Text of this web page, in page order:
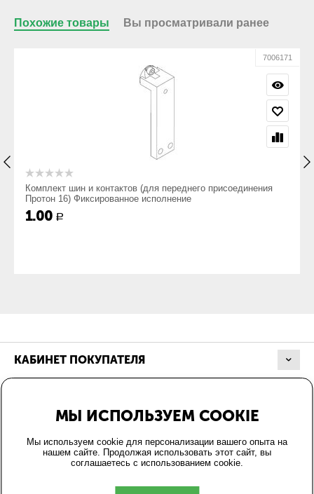
Похожие товары Вы просматривали ранее
7006171
Комплект шин и контактов (для переднего присоединения
Протон 16) Фиксированное исполнение
1.00 Р
КАБИНЕТ ПОКУПАТЕЛЯ
КОНТАКТЫ
МЫ ИСПОЛЬЗУЕМ COOKIE
Мы используем cookie для персонализации вашего опыта на
нашем сайте. Продолжая использовать этот сайт, вы
соглашаетесь с использованием cookie.